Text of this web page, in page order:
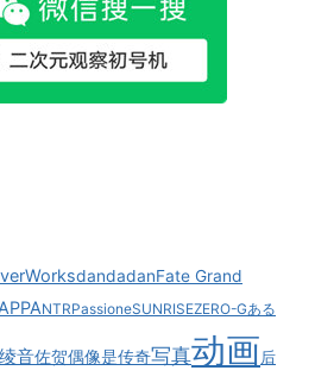
dandadanFate Grand
NTRPassioneSUNRISEZERO-Gある
音佐贺偶像是传奇写真动画后